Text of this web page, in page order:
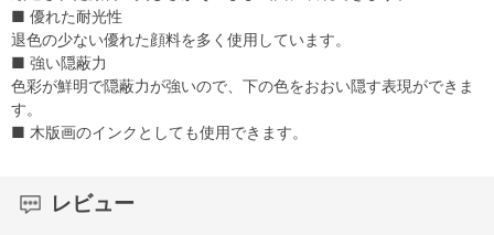
■ 優れた耐光性
退色の少ない優れた顔料を多く使用しています。
■ 強い隠蔽力
色彩が鮮明で隠蔽力が強いので、下の色をおおい隠す表現ができま
す。
■ 木版画のインクとしても使用できます。
レビュー